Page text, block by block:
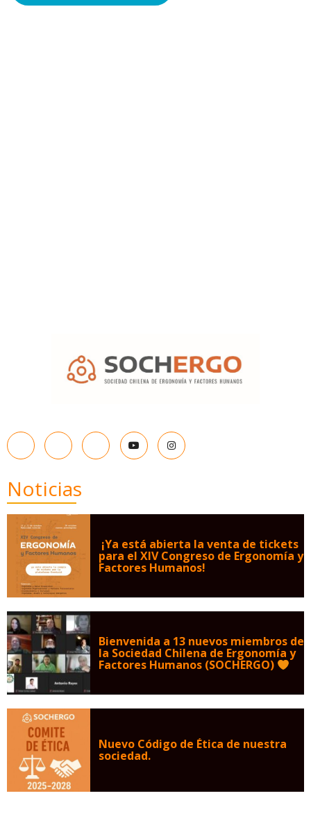
Noticias
¡Ya está abierta la venta de tickets
para el XIV Congreso de Ergonomía y
Factores Humanos!
Bienvenida a 13 nuevos miembros de
la Sociedad Chilena de Ergonomía y
Factores Humanos (SOCHERGO)
Nuevo Código de Ética de nuestra
sociedad.